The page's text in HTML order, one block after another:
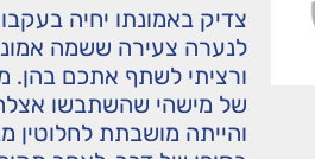
צדיק באמונתו יחיה
לנערה צעירה ששמה
ורציתי לשתף אתכם
של מישהי שהשתבשו
והייתה מושבתת לחלוטין